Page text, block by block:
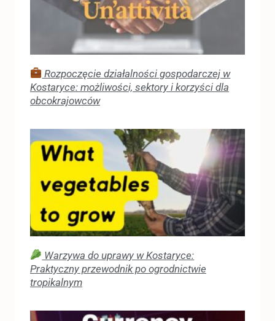
Rozpoczęcie działalności gospodarczej w
Kostaryce: możliwości, sektory i korzyści dla
obcokrajowców
Warzywa do uprawy w Kostaryce:
Praktyczny przewodnik po ogrodnictwie
tropikalnym